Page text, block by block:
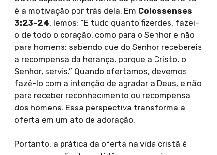
é a motivação por trás dela. Em Colossenses
3:23-24, lemos: “E tudo quanto fizerdes, fazei-
o de todo o coração, como para o Senhor e não
para homens; sabendo que do Senhor recebereis
a recompensa da herança, porque a Cristo, o
Senhor, servis.” Quando ofertamos, devemos
fazê-lo com a intenção de agradar a Deus, e não
para receber reconhecimento ou recompensa
dos homens. Essa perspectiva transforma a
oferta em um ato de adoração.
Portanto, a prática da oferta na vida cristã é